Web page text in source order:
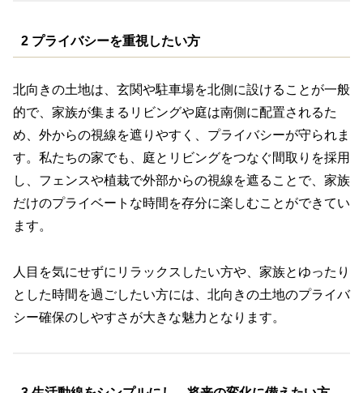
2 プライバシーを重視したい方
北向きの土地は、玄関や駐車場を北側に設けることが一般
的で、家族が集まるリビングや庭は南側に配置されるた
め、外からの視線を遮りやすく、プライバシーが守られま
す。私たちの家でも、庭とリビングをつなぐ間取りを採用
し、フェンスや植栽で外部からの視線を遮ることで、家族
だけのプライベートな時間を存分に楽しむことができてい
ます。
人目を気にせずにリラックスしたい方や、家族とゆったり
とした時間を過ごしたい方には、北向きの土地のプライバ
シー確保のしやすさが大きな魅力となります。